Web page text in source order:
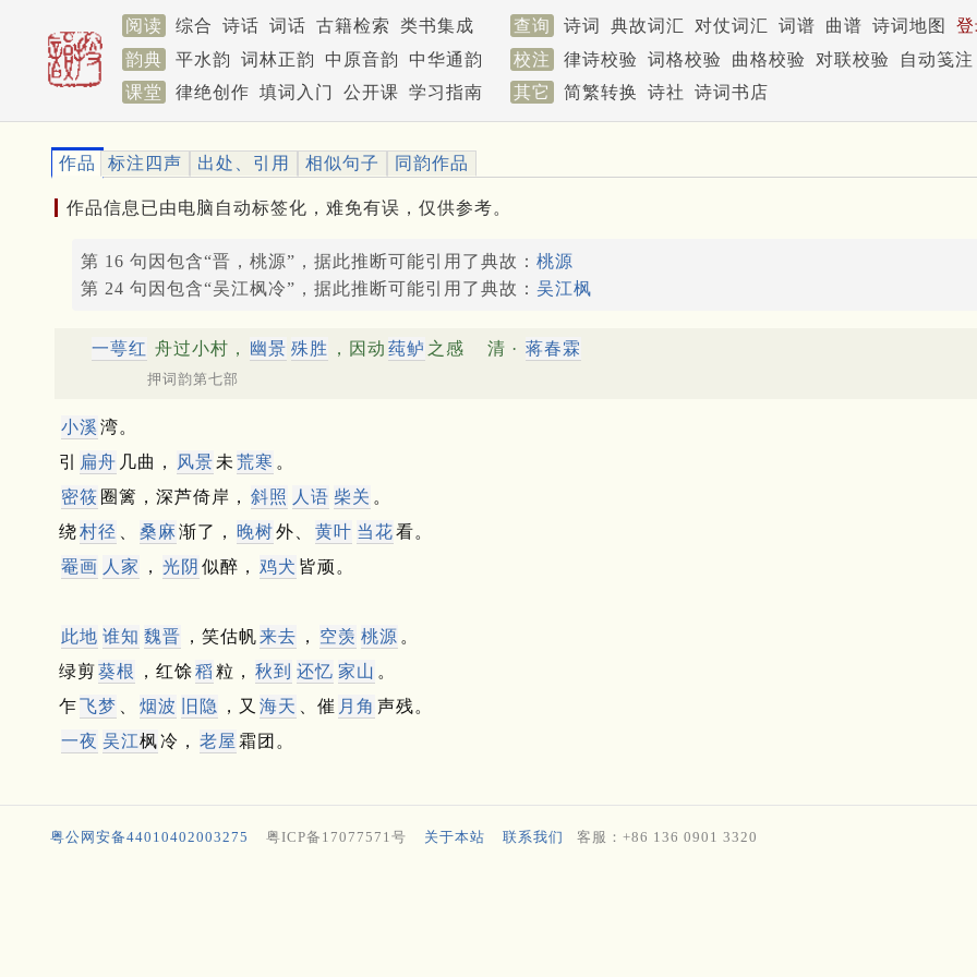
阅读 综合 诗话 词话 古籍检索 类书集成 查询 诗词 典故词汇 对仗词汇 词谱 曲谱 诗词地图
韵典
平水韵 词林正韵 中原音韵 中华通韵 校注 律诗校验 词格校验 曲格校验 对联校验
自动笺注
课堂
律绝创作 填词入门 公开课 学习指南 其它 简繁转换 诗社 诗词书店
作品 标注四声 出处、引用 相似句子 同韵作品
作品信息已由电脑自动标签化，难免有误，仅供参考。
第 16 句因包含“晋，桃源”，据此推断可能引用了典故： 桃源
第 24 句因包含“吴江枫冷”，据此推断可能引用了典故： 吴江枫
一萼红 舟过小村， 幽景 殊胜 ，因动 莼鲈 之感 清 · 蒋春霖
押词韵第七部
小溪 湾。
引
扁舟 几曲， 风景 未 荒寒 。
密筱 圈篱，深芦倚岸， 斜照 人语 柴关 。
绕村径 桑麻 渐了， 晚树外、 黄叶 当花看。
罨画 人家 ， 光阴 似醉， 鸡犬 皆顽。
此地 谁知 魏晋 ，笑估帆来去 ， 空羡 桃源 。
绿剪葵根 ，红馀稻 粒， 秋到 还忆 家山 。
乍飞梦 烟波 旧隐 ，又 海天 、催 月角 声残。
一夜 吴江枫冷， 老屋 霜团。
粤公网安备44010402003275 粤ICP备17077571号 关于本站 联系我们 客服：+86 136 0901 3320